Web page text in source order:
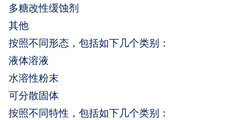
多糖改性缓蚀剂
其他
按照不同形态，包括如下几个类别：
液体溶液
水溶性粉末
可分散固体
按照不同特性，包括如下几个类别：